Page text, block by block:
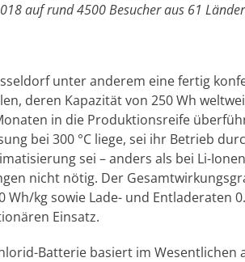
auf rund 4500 Besucher aus 61
unter anderem eine fertig
deren Kapazität von 250 Wh
in die Produktionsreife
bei 300 °C liege, sei ihr Betrieb
sei – anders als bei Li-
nicht nötig. Der
Wh/kg sowie Lade- und Entladeraten
Einsatz.
Batterie basiert im Wesentlichen